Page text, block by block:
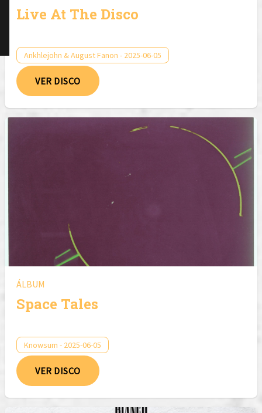
Live At The Disco
Ankhlejohn & August Fanon - 2025-06-05
VER DISCO
ÁLBUM
Space Tales
Knowsum - 2025-06-05
VER DISCO